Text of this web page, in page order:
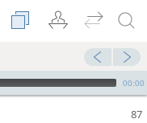
00:00